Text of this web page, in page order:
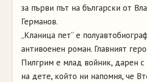
за първи път на български от
Германов.
„Кланица пет“ е
антивоенен роман. Главният
Пилгрим е млад войник, дарен с
на дете, който ни напомня, че